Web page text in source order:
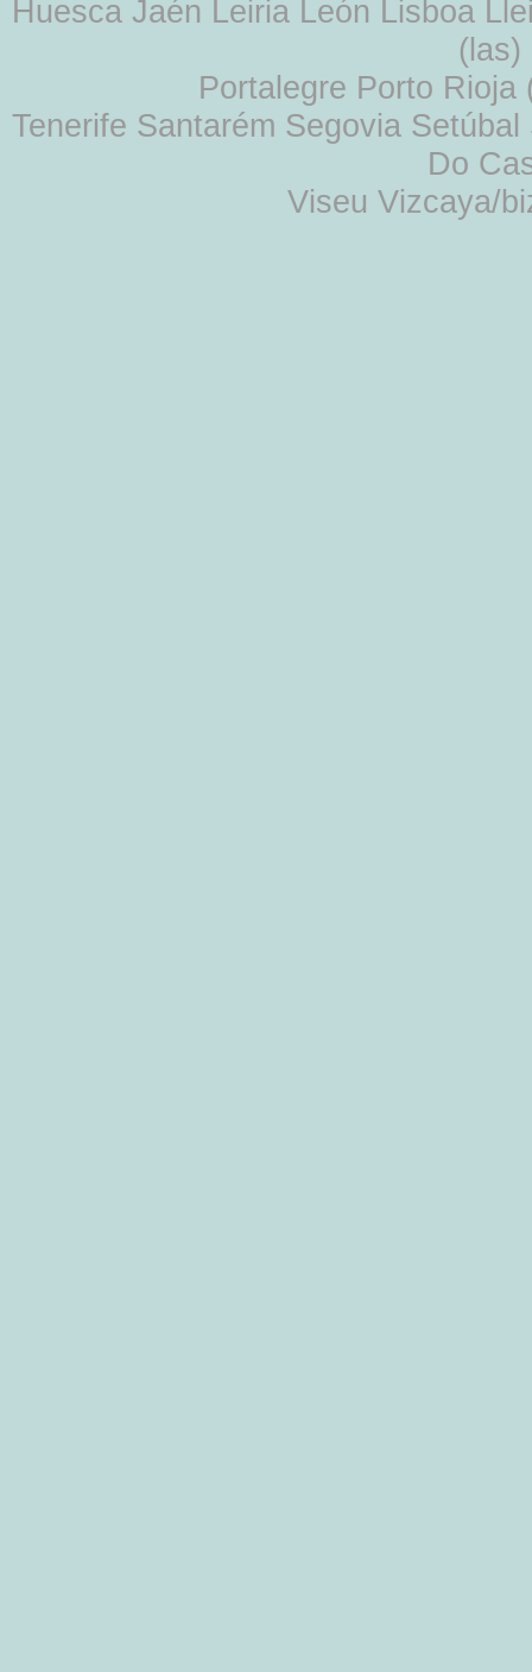
Huesca Jaén Leiria León Lisboa
Portalegre Porto
Tenerife Santarém Segovia
Do
Viseu Vizcaya/